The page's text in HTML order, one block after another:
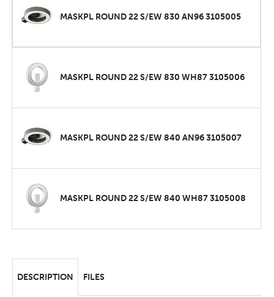
MASKPL ROUND 22 S/EW 830 AN96 3105005
MASKPL ROUND 22 S/EW 830 WH87 3105006
MASKPL ROUND 22 S/EW 840 AN96 3105007
MASKPL ROUND 22 S/EW 840 WH87 3105008
DESCRIPTION FILES